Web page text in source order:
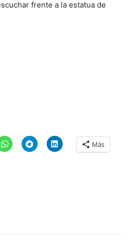
frente a la estatua de
Más